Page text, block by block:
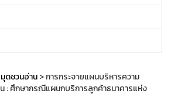
ดชวนอ่าน> การกระจายแผนบริหารความ
: ศึกษากรณีแผนกบริการลูกค้าธนาคารแห่ง